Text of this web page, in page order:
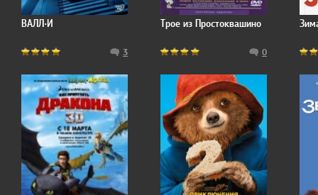
ВАЛЛ·И
3
Трое из Простоквашино
0